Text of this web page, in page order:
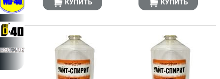
КУПИТЬ КУПИТЬ